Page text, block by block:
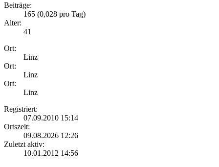
Beiträge:
165 (0,028 pro Tag)
Alter:
41
Ort:
Linz
Ort:
Linz
Ort:
Linz
Registriert:
07.09.2010 15:14
Ortszeit:
09.08.2026 12:26
Zuletzt aktiv:
10.01.2012 14:56